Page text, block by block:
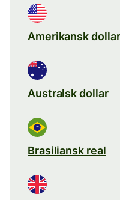
Amerikansk dollar
Australsk dollar
Brasiliansk real